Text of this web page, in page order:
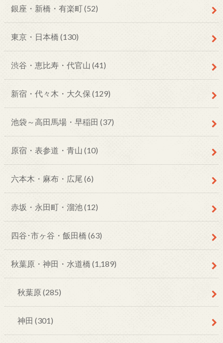
銀座・新橋・有楽町(52)
東京・日本橋 (130)
渋谷・恵比寿・代官山 (41)
新宿・代々木・大久保 (129)
池袋～高田馬場・早稲田 (37)
原宿・表参道・青山 (10)
六本木・麻布・広尾 (6)
赤坂・永田町・溜池(12)
四谷･市ヶ谷・飯田橋 (63)
秋葉原・神田・水道橋 (1,189)
秋葉原 (285)
神田 (301)